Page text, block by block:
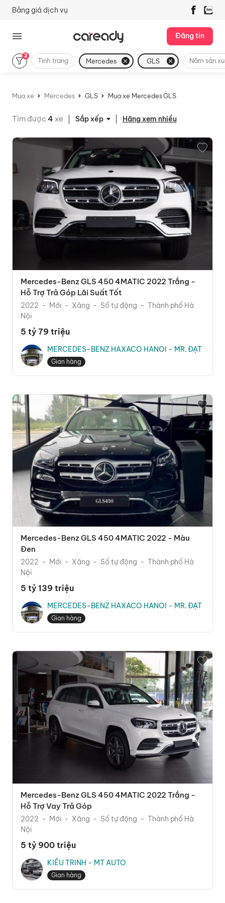
Bảng giá dịch vụ
Đăng tin
2
Tình trạng Mercedes GLS Năm sản
Mua xe Mercedes GLS Mua xe Mercedes GLS
Tìm được 4 xe Hãng xem nhiều
Mercedes-Benz GLS 450 4MATIC 2022 Trắng -
Hỗ Trợ Trả Góp Lãi Suất Tốt
2022 Mới Xăng Số tự động
Thành phố Hà
Nội
5 tỷ 79 triệu
MERCEDES-BENZ HAXACO HANOI - MR. ĐẠT
Gian hàng
Mercedes-Benz GLS 450 4MATIC 2022 - Màu
Đen
2022 Mới Xăng Số tự động
Thành phố Hà
Nội
5 tỷ 139 triệu
MERCEDES-BENZ HAXACO HANOI - MR. ĐẠT
Gian hàng
Mercedes-Benz GLS 450 4MATIC 2022 Trắng -
Hỗ Trợ Vay Trả Góp
2022 Mới Xăng Số tự động
Thành phố Hà
Nội
5 tỷ 900 triệu
KIỀU TRINH - MT AUTO
Gian hàng